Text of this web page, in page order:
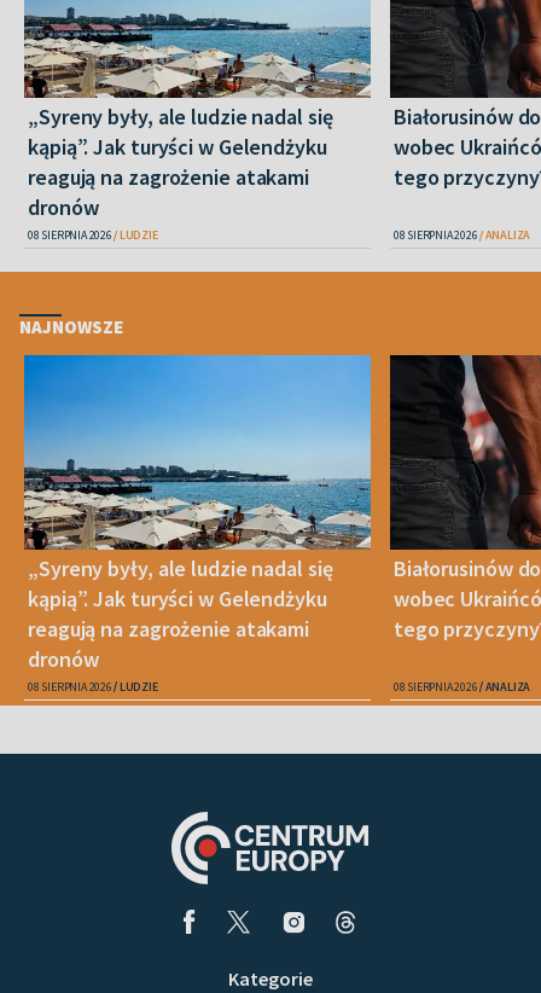
„Syreny były, ale ludzie nadal się
kąpią”. Jak turyści w Gelendżyku
reagują na zagrożenie atakami
dronów
08 SIERPNIA 2026 LUDZIE
Białorusinów
wobec
tego
08 SIERPNIA 2026 ANALIZA
NAJNOWSZE
„Syreny były, ale ludzie nadal się
kąpią”. Jak turyści w Gelendżyku
reagują na zagrożenie atakami
dronów
08 SIERPNIA 2026 LUDZIE
Białorusinów
wobec
tego
08 SIERPNIA 2026 ANALIZA
Kategorie